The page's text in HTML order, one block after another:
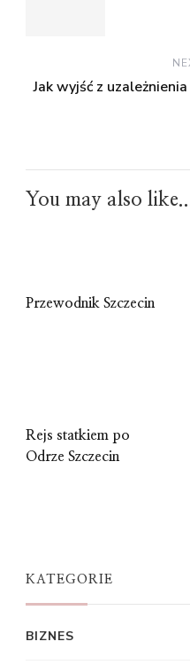
Jak wyjść z
You may also
Przewodnik Szczecin
Rejs statkiem po
Odrze Szczecin
KATEGORIE
BIZNES